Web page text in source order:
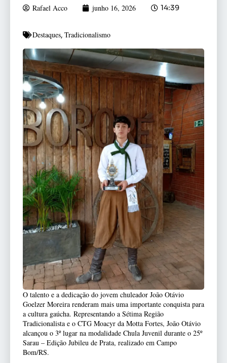
Rafael Acco junho 16, 2026 14:39
Destaques, Tradicionalismo
O talento e a dedicação do jovem chuleador João Otávio
Goelzer Moreira renderam mais uma importante conquista para
a cultura gaúcha. Representando a Sétima Região
Tradicionalista e o CTG Moacyr da Motta Fortes, João Otávio
alcançou o 3º lugar na modalidade Chula Juvenil durante o 25º
Sarau – Edição Jubileu de Prata, realizado em Campo
Bom/RS.